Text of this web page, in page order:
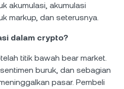
akumulasi, akumulasi
markup, dan seterusnya.
dalam crypto?
titik bawah bear market.
buruk, dan sebagian
pasar. Pembeli